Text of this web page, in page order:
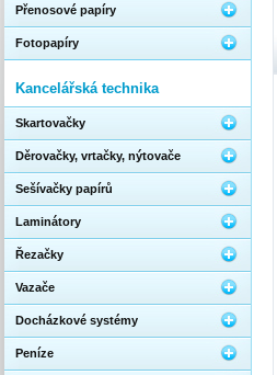
Přenosové papíry
Fotopapíry
Kancelářská technika
Skartovačky
Děrovačky, vrtačky, nýtovače
Sešívačky papírů
Laminátory
Řezačky
Vazače
Docházkové systémy
Peníze